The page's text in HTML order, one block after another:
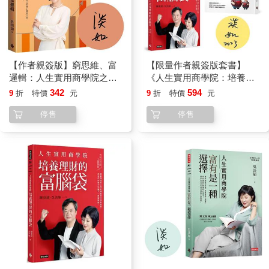
【作者親簽版】窮思維、富
邏輯：人生實用商學院之致
富之前先自主
9 折 特價 342 元
停售
【限量作者親簽版套書】
《人生實用商學院：培養理
財的富腦袋》＋《爸爸要再
9 折 特價 594 元
停售